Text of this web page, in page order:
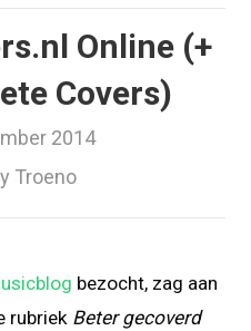
Online (+
Covers)
2014
Troeno
bezocht, zag aan
rubriek Beter gecoverd